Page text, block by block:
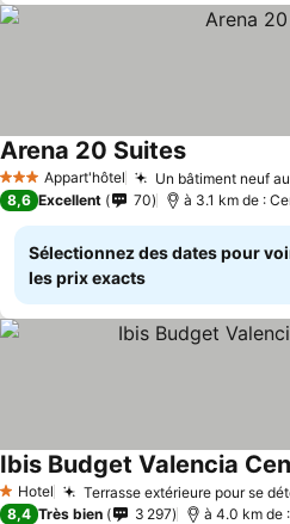
3 ÉtoilesAppart'hôtel Un bâtiment neuf
Arena 20 Suites
8,6 Excellent 70 à 3.1 km de :
Sélectionnez des dates pour
les prix exacts
1 Étoiles
Hotel Terrasse extérieure pour se
Ibis Budget Valencia
8,4 Très bien 3 297 à 4.0 km de